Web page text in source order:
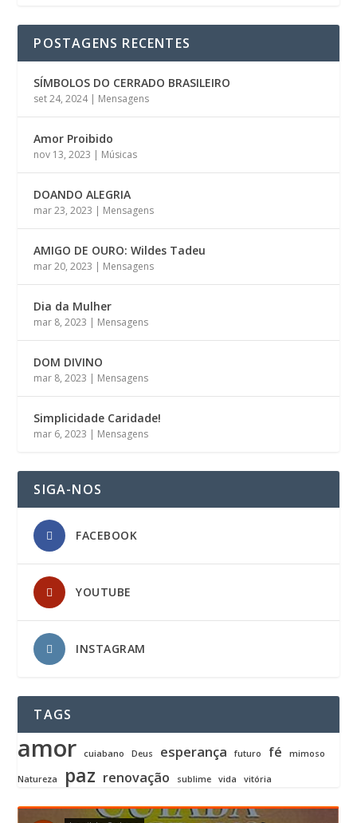
POSTAGENS RECENTES
SÍMBOLOS DO CERRADO BRASILEIRO
set 24, 2024| Mensagens
Amor Proibido
nov 13, 2023 | Músicas
DOANDO ALEGRIA
mar 23, 2023 | Mensagens
AMIGO DE OURO: Wildes Tadeu
mar 20, 2023 | Mensagens
Dia da Mulher
mar 8, 2023 | Mensagens
DOM DIVINO
mar 8, 2023 | Mensagens
Simplicidade Caridade!
mar 6, 2023 | Mensagens
SIGA-NOS
FACEBOOK
YOUTUBE
INSTAGRAM
TAGS
amor cuiabano Deus esperança futuro fé mimoso
Natureza paz renovação sublime vida vitória